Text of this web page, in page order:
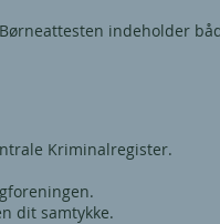
indeholder
Kriminalregister.
dit samtykke.